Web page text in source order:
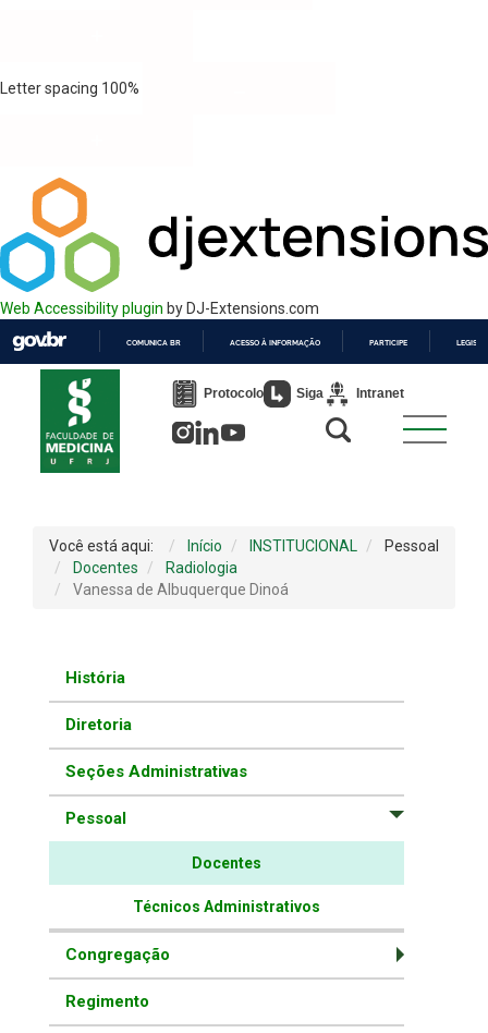
Letter spacing 100%
Web Accessibility plugin by DJ-Extensions.com
PARA
COMUNICA BR ACESSO À INFORMAÇÃO PARTICIPE
Protocolo Siga Intranet
Você está aqui: Início INSTITUCIONAL
Pessoal
Docentes
Radiologia
Vanessa de Albuquerque Dinoá
História
Diretoria
Seções Administrativas
Pessoal
Docentes
Técnicos Administrativos
Congregação
Regimento